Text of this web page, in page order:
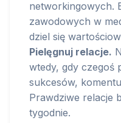
networkingowych.
zawodowych w
dziel się
Pielęgnuj relacje.
wtedy, gdy czegoś
sukcesów,
Prawdziwe relacje
tygodnie.